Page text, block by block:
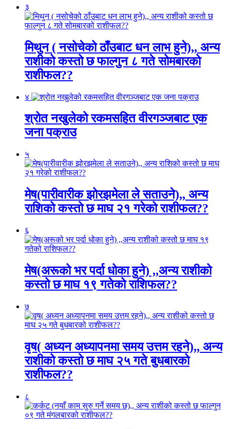
३
मिथुन ( नसोचेको ठाँउबाट धन लाभ हुने),, अन्य
राशीको कस्तो छ फाल्गुन ८ गते सोमबारको
राशीफल??
४
श्रोत नखुलेको रकमसहित वीरगञ्जबाट एक
जना पक्राउ
५
मेष(पारीवारीक झोरझमेला ले सताउने),, अन्य
राशिको कस्तो छ माघ २१ गरेको राशीफल??
६
मेष(अरूको भर पर्दा धोका हुने) ,,अन्य राशीको
कस्तो छ माघ १९ गतेको राशिफल??
७
वृष( अध्यन अध्यापनमा समय उत्तम रहने),, अन्य
राशीको कस्तो छ माघ २५ गते बुधबारको
राशीफल??
८